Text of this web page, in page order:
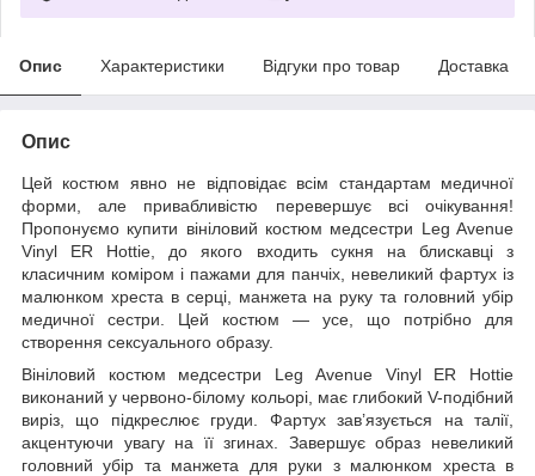
Опис Характеристики Відгуки про товар Доставка
Опис
Цей костюм явно не відповідає всім стандартам медичної
форми, але привабливістю перевершує всі очікування!
Пропонуємо купити вініловий костюм медсестри Leg Avenue
Vinyl ER Hottie, до якого входить сукня на блискавці з
класичним коміром і пажами для панчіх, невеликий фартух із
малюнком хреста в серці, манжета на руку та головний убір
медичної сестри. Цей костюм — усе, що потрібно для
створення сексуального образу.
Вініловий костюм медсестри Leg Avenue Vinyl ER Hottie
виконаний у червоно-білому кольорі, має глибокий V-подібний
виріз, що підкреслює груди. Фартух зав’язується на талії,
акцентуючи увагу на її згинах. Завершує образ невеликий
головний убір та манжета для руки з малюнком хреста в